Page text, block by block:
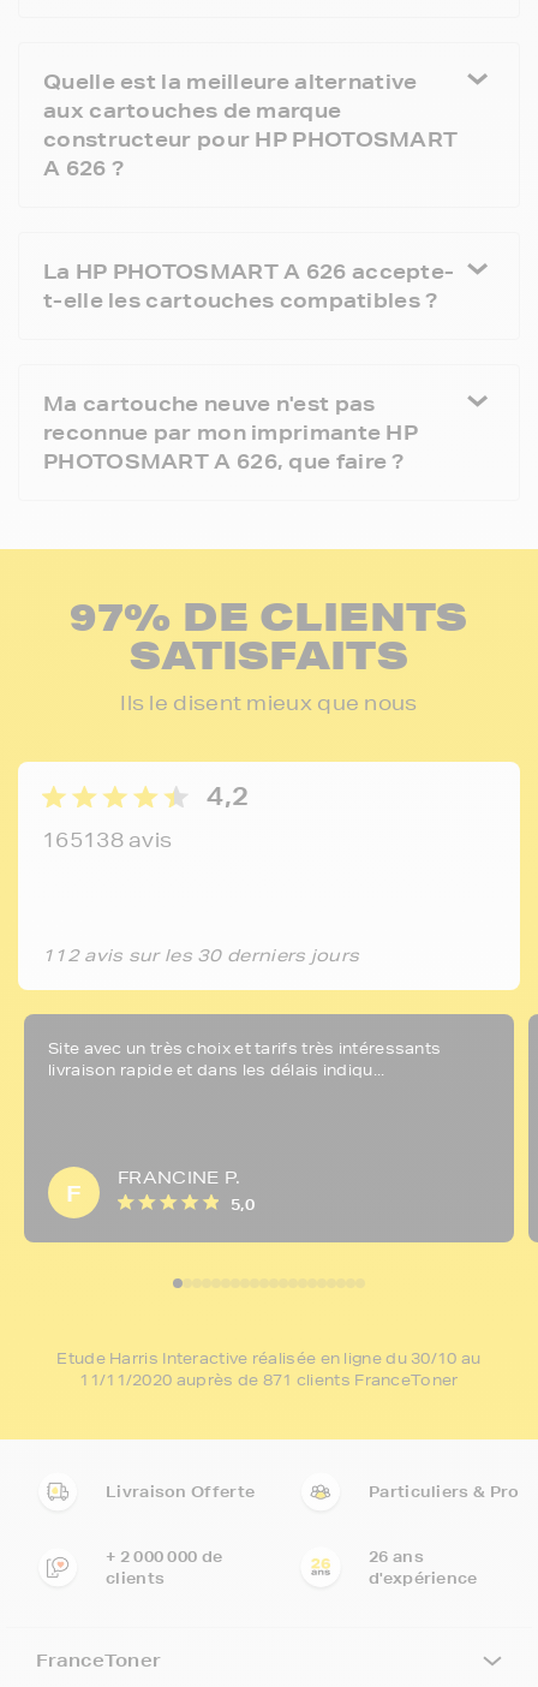
Quelle est la meilleure alternative
aux cartouches de marque
constructeur pour HP PHOTOSMART
A 626 ?
La HP PHOTOSMART A 626 accepte-
t-elle les cartouches compatibles ?
Ma cartouche neuve n'est pas
reconnue par mon imprimante HP
PHOTOSMART A 626, que faire ?
97% DE CLIENTS
SATISFAITS
Ils le disent mieux que nous
4,2
165138 avis
112 avis sur les 30 derniers jours
Site avec un très choix et tarifs très intéressants
livraison rapide et dans les délais indiqu...
F
FRANCINE P.
5,0
Etude Harris Interactive réalisée en ligne du 30/10 au
11/11/2020 auprès de 871 clients FranceToner
Livraison Offerte Particuliers & Pro
+ 2 000 000 de
clients
26 ans
d'expérience
FranceToner